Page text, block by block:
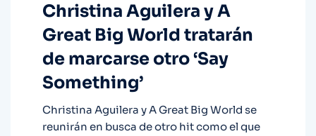
Christina Aguilera y A
Great Big World tratarán
de marcarse otro ‘Say
Something’
Christina Aguilera y A Great Big World se
reunirán en busca de otro hit como el que